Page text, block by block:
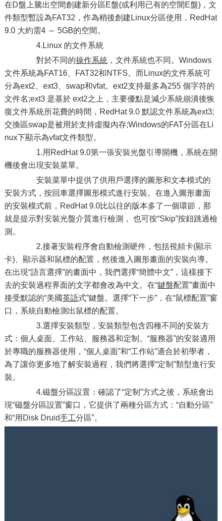
在D盤上騰出空間創建新分區E盤(或利用已有的空閒E盤)，文
件類型暫設為FAT32，作為稍後創建Linux分區使用，RedHat
9.0 大約需4 ～ 5GB的空間。
4.Linux 的文件系統
對於不同的操作系統，文件系統也不同。Windows
文件系統為FAT16、FAT32和NTFS。而Linux的文件系統可
分為ext2、ext3、swap和vfat。ext2支持最多為255 個字符的
文件名;ext3 是基於 ext2之上，主要優點是減少系統崩潰後恢
復文件系統所花費的時間，RedHat 9.0 默認文件系統為ext3;
交換區swap是被用於支持虛擬內存;Windows的FAT分區在Li
nux下顯示為vfat文件類型。
1.用RedHat 9.0第一張安裝光盤引導開機，系統在開
機後會出現安裝菜單。
安裝菜單中提供了供用戶選擇的圖形和文本模式的
安裝方式，按回車選擇圖形模式進行安裝。在進入圖形畫面
的安裝模式前，RedHat 9.0比以往的版本多了一個環節，那
就是提示對安裝光盤介質進行檢測， 也可按“Skip”按鈕跳過檢
測。
2.接著安裝程序會自動檢測硬件，包括視頻卡(顯示
卡)、顯示器和鼠標的配置，然後進入圖形畫面的安裝向導。
在出現“語言選擇”的畫面中，我們選擇“簡體中文”，這樣接下
去的安裝過程界面的文字都會改為中文。在“鍵盤配置”畫面中
接受默認的“美國英語式”鍵盤。選擇“下一步”，在“鼠標配置”窗
口，系統自動檢測出鼠標的配置。
3.選擇安裝類型，安裝類型包含四種不同的安裝方
式：個人桌面、工作站、服務器和定制。“服務器”的安裝適用
於專職的服務器使用，“個人桌面”和“工作站”適合於初學者，
為了讓你更多地了解安裝過程，我們將選擇“定制”類型進行安
裝。
4.磁盤分區設置：確認了“定制”方式之後，系統會出
現“磁盤分區設置”窗口，它提供了兩種分區方式：“自動分區”
和“用Disk Druid手工分區”。